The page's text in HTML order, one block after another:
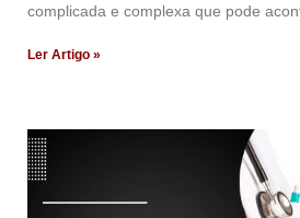
complicada e complexa que pode
Ler Artigo »